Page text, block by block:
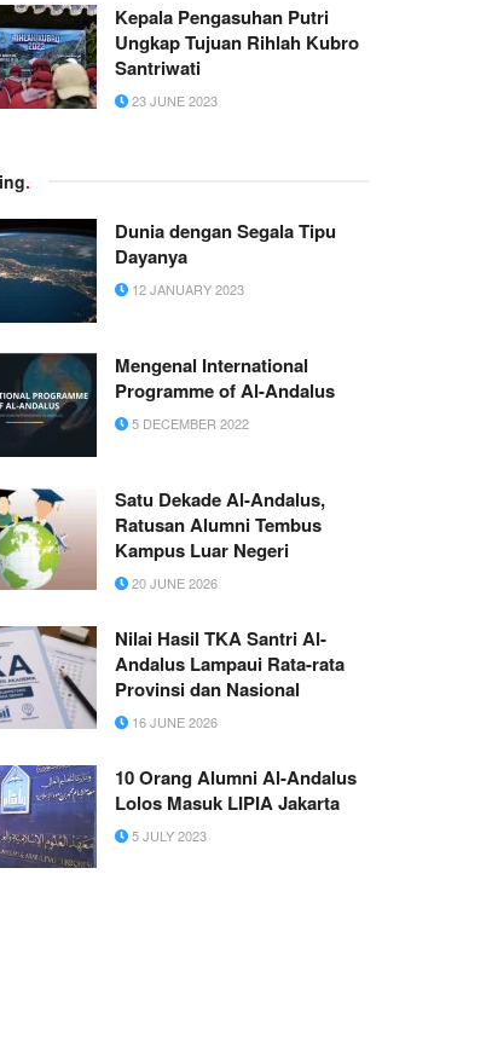
Kepala Pengasuhan Putri
Ungkap Tujuan Rihlah Kubro
Santriwati
23 JUNE 2023
.
Dunia dengan Segala Tipu
Dayanya
12 JANUARY 2023
Mengenal International
Programme of Al-Andalus
5 DECEMBER 2022
Satu Dekade Al-Andalus,
Ratusan Alumni Tembus
Kampus Luar Negeri
20 JUNE 2026
Nilai Hasil TKA Santri Al-
Andalus Lampaui Rata-rata
Provinsi dan Nasional
16 JUNE 2026
10 Orang Alumni Al-Andalus
Lolos Masuk LIPIA Jakarta
5 JULY 2023